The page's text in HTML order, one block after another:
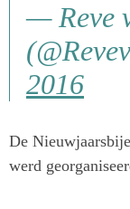
— Reve
2016
De
werd